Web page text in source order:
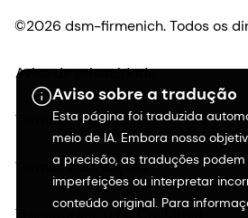
Aviso sobre a tradução
Esta página foi traduzida
meio de IA. Embora nosso
a precisão, as traduções
imperfeições ou interpretar
conteúdo original. Para
©2026 dsm-firmenich. Todos os
Aviso de privacidade
Termos de uso
Termos e condições
Transparência na Califórnia